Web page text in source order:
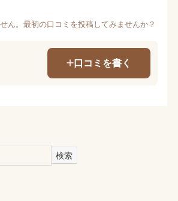
ん。最初の口コミを投稿してみませんか？
口コミを書く
検索